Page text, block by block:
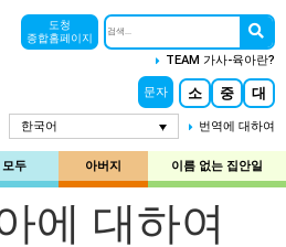
도청
종합홈페이지
TEAM 가사-육아란?
문자 소 중 대
한국어 번역에 대하여
모두 아버지 이름 없는 집안일
에 대하여